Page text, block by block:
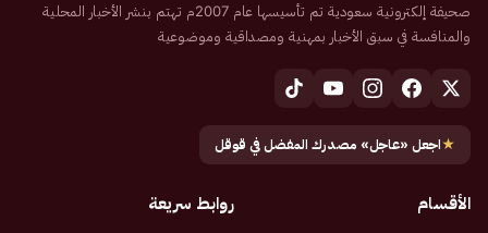
صحيفة إلكترونية سعودية تم تأسيسها عام 2007م تهتم بنشر الأخبار المحلية
والمنافسة في سبق الأخبار بمهنية ومصداقية وموضوعية
★اجعل «عاجل» مصدرك المفضل في قوقل
الأقسام روابط سريعة